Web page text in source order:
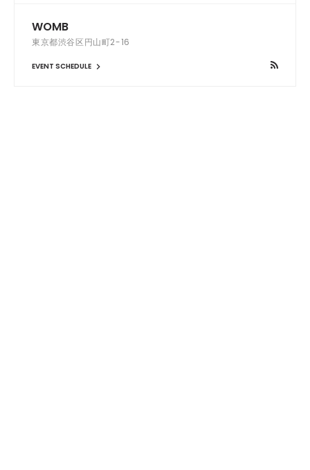
WOMB
東京都渋谷区円山町2-16
EVENT SCHEDULE